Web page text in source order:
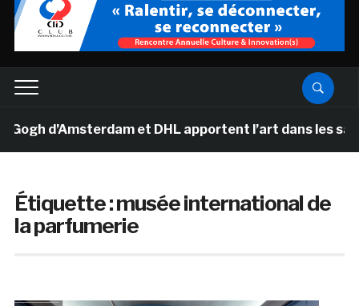
d’Amsterdam et DHL apportent l’art dans les salles
Étiquette :musée international de
la parfumerie